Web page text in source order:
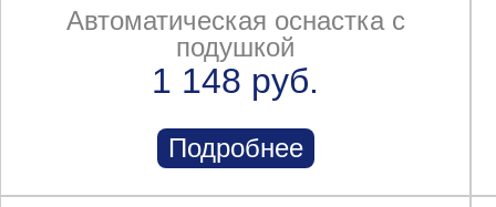
Автоматическая оснастка с
подушкой
1 148 руб.
Подробнее